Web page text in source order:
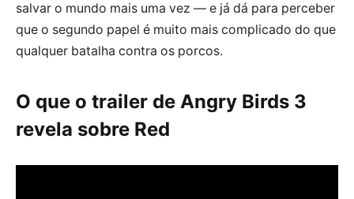
salvar o mundo mais uma vez — e já dá para perceber
que o segundo papel é muito mais complicado do que
qualquer batalha contra os porcos.
O que o trailer de Angry Birds 3
revela sobre Red